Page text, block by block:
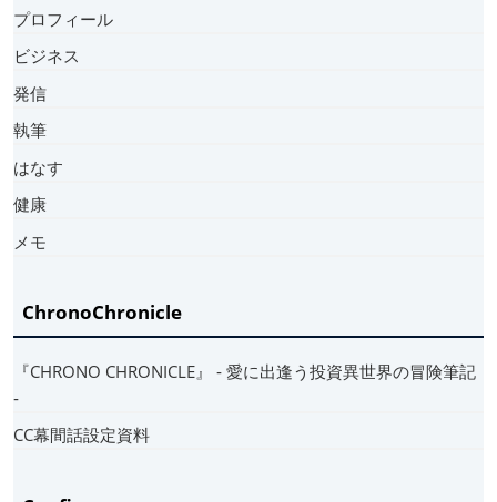
プロフィール
ビジネス
発信
執筆
はなす
健康
メモ
ChronoChronicle
『CHRONO CHRONICLE』 ‐ 愛に出逢う投資異世界の冒険筆記
‐
CC幕間話設定資料